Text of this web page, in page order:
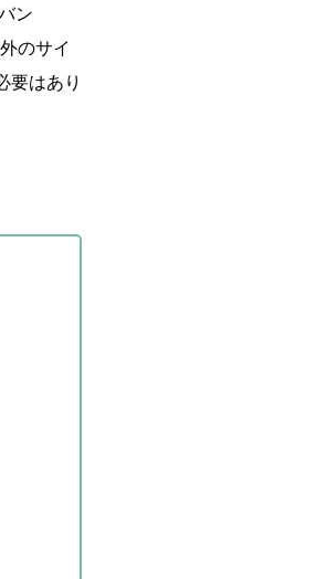
ン
のサイ
要はあり